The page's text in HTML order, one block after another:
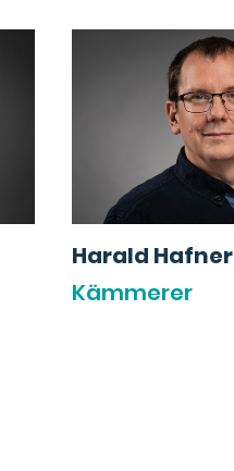
Harald Hafner
Kämmerer